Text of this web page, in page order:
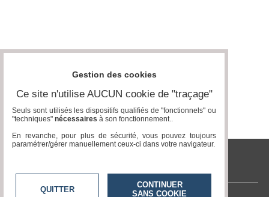
Médias
Blogs
Prémium
Inscription
pro
tvlocale.fr
Gestion des cookies
Ce site n'utilise AUCUN cookie de "traçage"
Seuls sont utilisés les dispositifs qualifiés de "fonctionnels" ou
"techniques" nécessaires à son fonctionnement..
En revanche, pour plus de sécurité, vous pouvez toujours
paramétrer/gérer manuellement ceux-ci dans votre navigateur.
QUITTER
CONTINUER
SANS COOKIE